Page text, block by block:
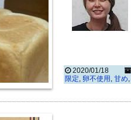
2020/01/18
限定, 卵不使用 , 甘め,